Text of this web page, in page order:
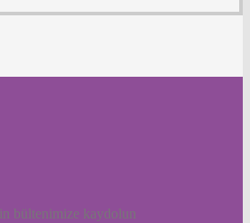
bültenimize kaydolun